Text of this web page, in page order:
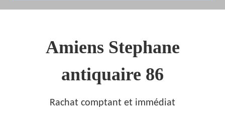
Amiens Stephane
antiquaire 86
Rachat comptant et immédiat